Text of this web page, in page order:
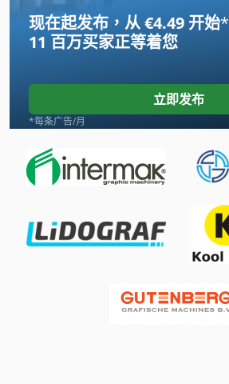
板材盒
标签 打印机
标签打印机
标签机
标签系统
游标卡尺
移印机
立式包装机
现在起发布，从 €4.49 开始*
11 百万买家正等着您
立即发布
*每条广告/月